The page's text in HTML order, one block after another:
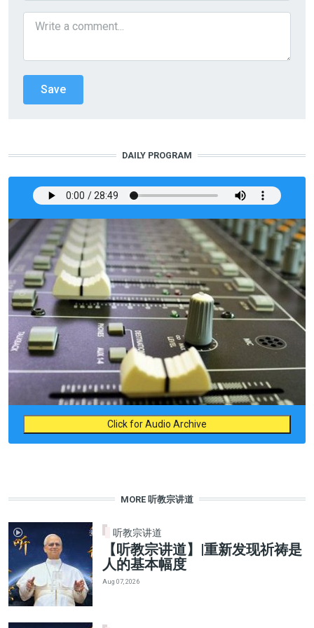
DAILY PROGRAM
Click for Audio Archive
MORE 听教宗讲道
听教宗讲道
【听教宗讲道】|重新发现祈祷是
人的基本幅度
Aug 07, 2026